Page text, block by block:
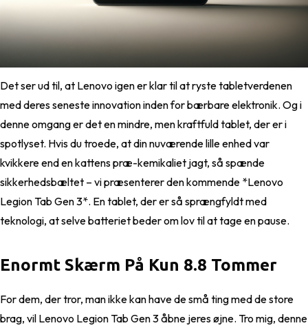
Det ser ud til, at Lenovo igen er klar til at ryste tabletverdenen
med deres seneste innovation inden for bærbare elektronik. Og i
denne omgang er det en mindre, men kraftfuld tablet, der er i
spotlyset. Hvis du troede, at din nuværende lille enhed var
kvikkere end en kattens præ-kemikaliet jagt, så spænde
sikkerhedsbæltet – vi præsenterer den kommende *Lenovo
Legion Tab Gen 3*. En tablet, der er så sprængfyldt med
teknologi, at selve batteriet beder om lov til at tage en pause.
Enormt Skærm På Kun 8.8 Tommer
For dem, der tror, man ikke kan have de små ting med de store
brag, vil Lenovo Legion Tab Gen 3 åbne jeres øjne. Tro mig, denne